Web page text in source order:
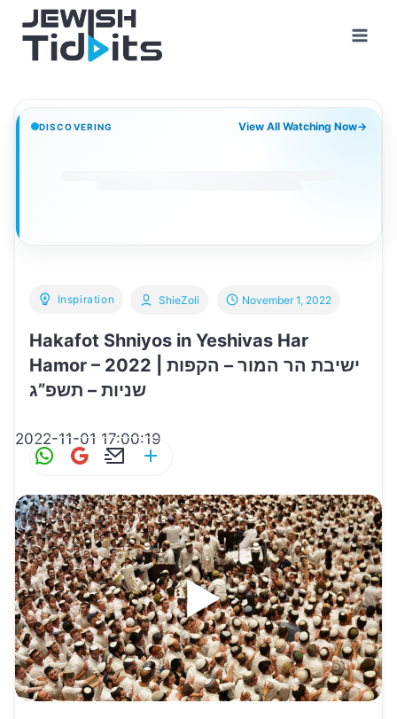
content
DISCOVERING View All Watching Now→
Inspiration
Hakafot Shniyos in Yeshivas Har
Hamor – 2022 | ישיבת הר המור – הקפות
שניות – תשפ”ג
ShieZoli November 1, 2022
2022-11-01 17:00:19
W
at
s
A
p
p
G
ai
l
E
ai
l
ar
e